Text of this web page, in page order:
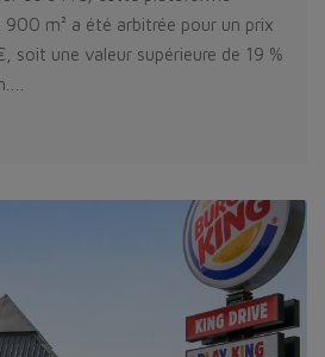
900 m² a été arbitrée pour un prix
soit une valeur supérieure de 19 %